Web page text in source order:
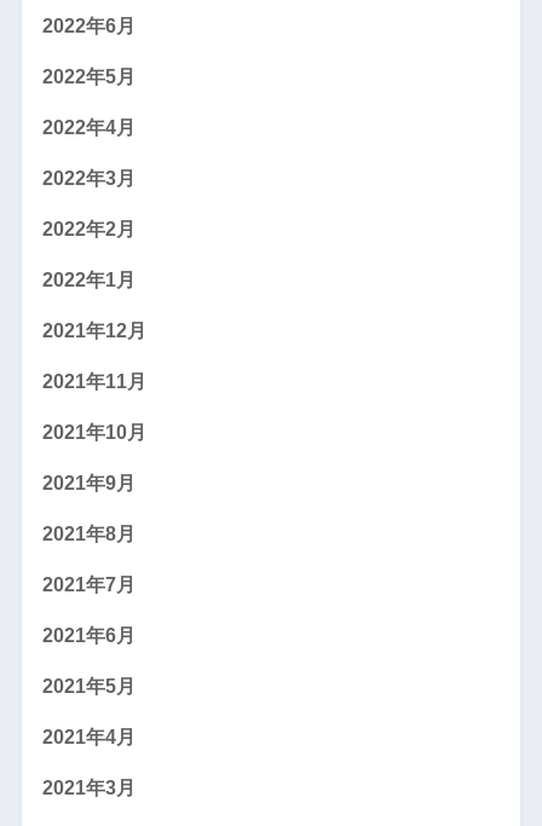
2022年6月
2022年5月
2022年4月
2022年3月
2022年2月
2022年1月
2021年12月
2021年11月
2021年10月
2021年9月
2021年8月
2021年7月
2021年6月
2021年5月
2021年4月
2021年3月